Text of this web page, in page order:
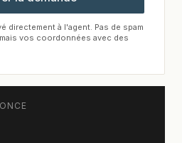
directement à l'agent. Pas de spam
vos coordonnées avec des